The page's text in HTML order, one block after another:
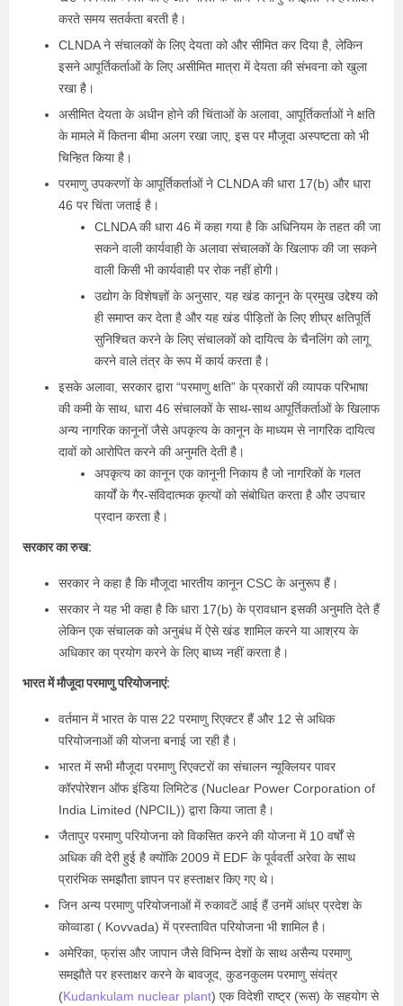
करते समय सतर्कता बरती है।
CLNDA ने संचालकों के लिए देयता को और सीमित कर दिया है, लेकिन
इसने आपूर्तिकर्ताओं के लिए असीमित मात्रा में देयता की संभवना को खुला
रखा है।
असीमित देयता के अधीन होने की चिंताओं के अलावा, आपूर्तिकर्ताओं ने क्षति
के मामले में कितना बीमा अलग रखा जाए, इस पर मौजूदा अस्पष्टता को भी
चिन्हित किया है।
परमाणु उपकरणों के आपूर्तिकर्ताओं ने CLNDA की धारा 17(b) और धारा
46 पर चिंता जताई है।
CLNDA की धारा 46 में कहा गया है कि अधिनियम के तहत की जा
सकने वाली कार्यवाही के अलावा संचालकों के खिलाफ की जा सकने
वाली किसी भी कार्यवाही पर रोक नहीं होगी।
उद्योग के विशेषज्ञों के अनुसार, यह खंड कानून के प्रमुख उद्देश्य को
ही समाप्त कर देता है और यह खंड पीड़ितों के लिए शीघ्र क्षतिपूर्ति
सुनिश्चित करने के लिए संचालकों को दायित्व के चैनलिंग को लागू
करने वाले तंत्र के रूप में कार्य करता है।
इसके अलावा, सरकार द्वारा “परमाणु क्षति” के प्रकारों की व्यापक परिभाषा
की कमी के साथ, धारा 46 संचालकों के साथ-साथ आपूर्तिकर्ताओं के खिलाफ
अन्य नागरिक कानूनों जैसे अपकृत्य के कानून के माध्यम से नागरिक दायित्व
दावों को आरोपित करने की अनुमति देती है।
अपकृत्य का कानून एक कानूनी निकाय है जो नागरिकों के गलत
कार्यों के गैर-संविदात्मक कृत्यों को संबोधित करता है और उपचार
प्रदान करता है।
सरकार का रुख:
सरकार ने कहा है कि मौजूदा भारतीय कानून CSC के अनुरूप हैं।
सरकार ने यह भी कहा है कि धारा 17(b) के प्रावधान इसकी अनुमति देते हैं
लेकिन एक संचालक को अनुबंध में ऐसे खंड शामिल करने या आश्रय के
अधिकार का प्रयोग करने के लिए बाध्य नहीं करता है।
भारत में मौजूदा परमाणु परियोजनाएं:
वर्तमान में भारत के पास 22 परमाणु रिएक्टर हैं और 12 से अधिक
परियोजनाओं की योजना बनाई जा रही है।
भारत में सभी मौजूदा परमाणु रिएक्टरों का संचालन न्यूक्लियर पावर
कॉरपोरेशन ऑफ इंडिया लिमिटेड (Nuclear Power Corporation of
India Limited (NPCIL)) द्वारा किया जाता है।
जैतापुर परमाणु परियोजना को विकसित करने की योजना में 10 वर्षों से
अधिक की देरी हुई है क्योंकि 2009 में EDF के पूर्ववर्ती अरेवा के साथ
प्रारंभिक समझौता ज्ञापन पर हस्ताक्षर किए गए थे।
जिन अन्य परमाणु परियोजनाओं में रुकावटें आई हैं उनमें आंध्र प्रदेश के
कोव्वाडा ( Kovvada) में प्रस्तावित परियोजना भी शामिल है।
अमेरिका, फ्रांस और जापान जैसे विभिन्न देशों के साथ असैन्य परमाणु
समझौते पर हस्ताक्षर करने के बावजूद, कुडनकुलम परमाणु संयंत्र
(Kudankulam nuclear plant) एक विदेशी राष्ट्र (रूस) के सहयोग से